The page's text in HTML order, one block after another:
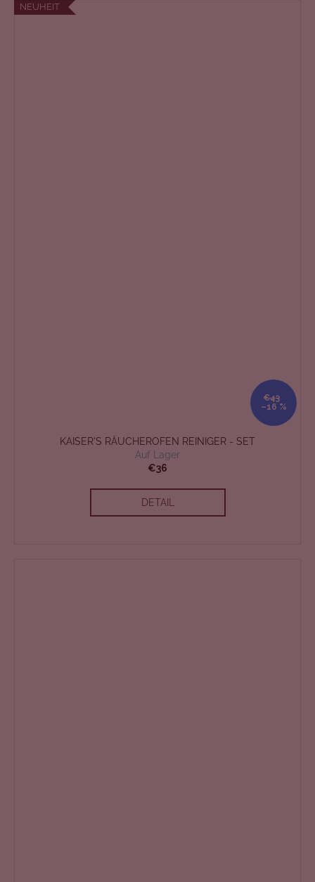
NEUHEIT
€43
–16 %
KAISER'S RÄUCHEROFEN REINIGER - SET
Auf Lager
€36
DETAIL